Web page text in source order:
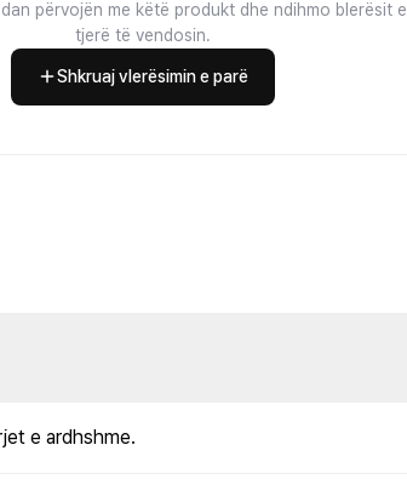
përvojën me këtë produkt dhe ndihmo blerësit e
tjerë të vendosin.
Shkruaj vlerësimin e parë
e ardhshme.